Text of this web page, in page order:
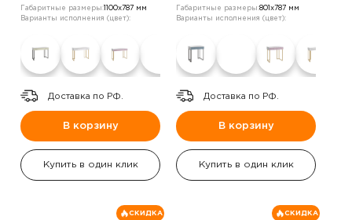
Габаритные размеры: 1100х787 мм
Варианты исполнения (цвет):
Доставка по РФ.
В корзину
Купить в один клик
Габаритные размеры:801х787 мм
Варианты исполнения (цвет):
Доставка по РФ.
В корзину
Купить в один клик
СКИДКА СКИДКА